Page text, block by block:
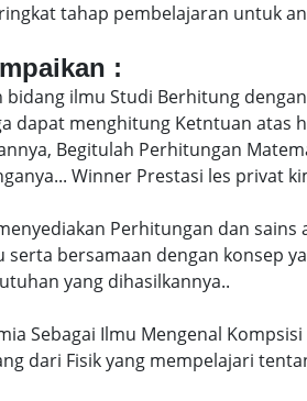
tahap pembelajaran untuk
:
bidang ilmu Studi Berhitung
dapat menghitung Ketntuan atas
Begitulah Perhitungan
Winner Prestasi les privat
Perhitungan dan
bersamaan dengan konsep
yang dihasilkannya..
Sebagai Ilmu Mengenal
dari Fisik yang mempelajari